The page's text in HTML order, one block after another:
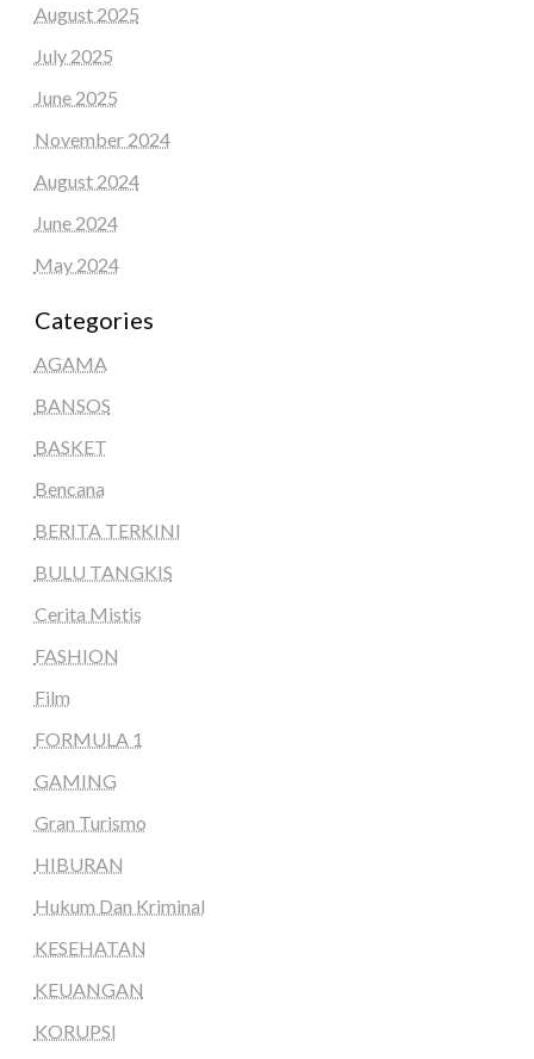
August 2025
July 2025
June 2025
November 2024
August 2024
June 2024
May 2024
Categories
AGAMA
BANSOS
BASKET
Bencana
BERITA TERKINI
BULU TANGKIS
Cerita Mistis
FASHION
Film
FORMULA 1
GAMING
Gran Turismo
HIBURAN
Hukum Dan Kriminal
KESEHATAN
KEUANGAN
KORUPSI